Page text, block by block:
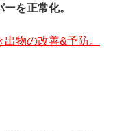
を正常化。
出物の改善&予防。